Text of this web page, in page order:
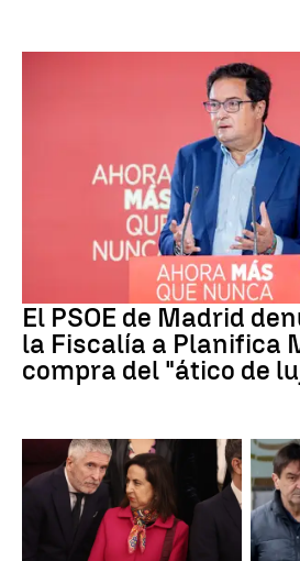
El PSOE de Madrid
la Fiscalía a Planifica
compra del "ático de
Crisis Migratoria ETA